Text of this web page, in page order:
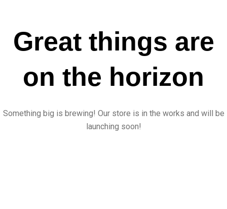
Great things are
on the horizon
Something big is brewing! Our store is in the works and will be
launching soon!